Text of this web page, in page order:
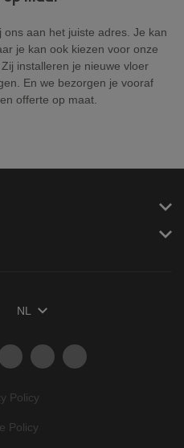
aan het juiste adres. Je kan
je kan ook kiezen voor onze
. Zij installeren je nieuwe vloer
En we bezorgen je vooraf
offerte op maat.
Policy
Policy
NL